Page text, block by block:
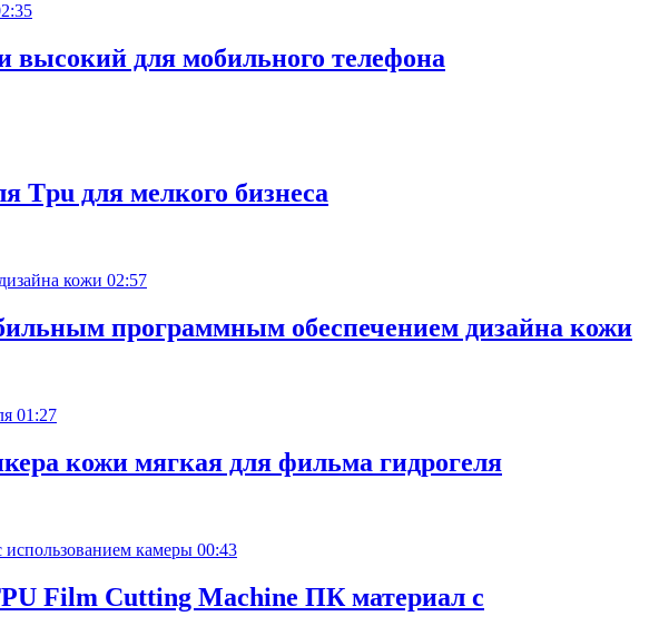
высокий для мобильного телефона
Tpu для мелкого бизнеса
02:57
программным обеспечением дизайна кожи
01:27
кожи мягкая для фильма гидрогеля
00:43
Film Cutting Machine ПК материал с